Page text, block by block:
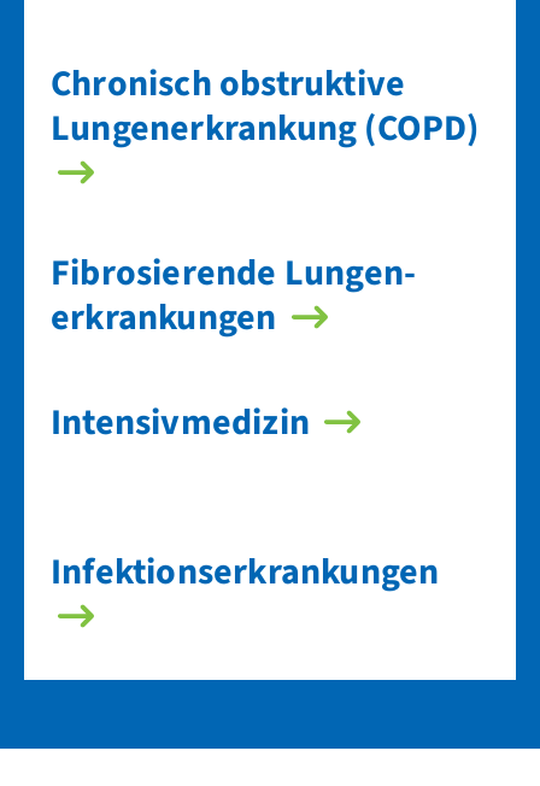
Chronisch obstruktive
Lungenerkrankung (COPD)
Fibrosierende Lungen­
erkrankungen
Intensivmedizin
Infektions­erkrankungen